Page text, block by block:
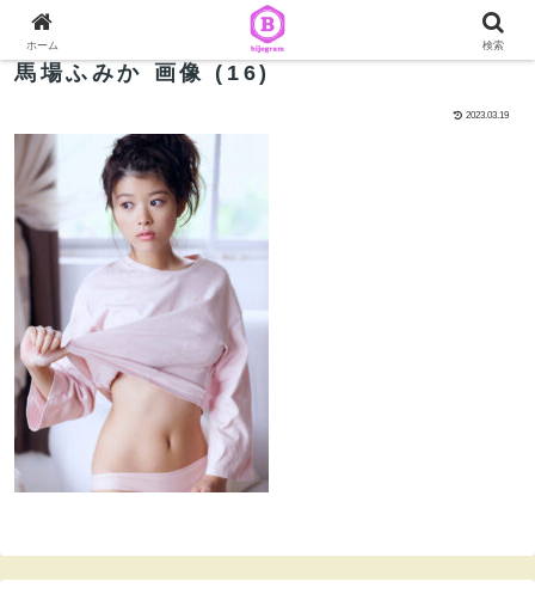
馬場ふみか 画像 (16)
2023.03.19
ホーム 検索